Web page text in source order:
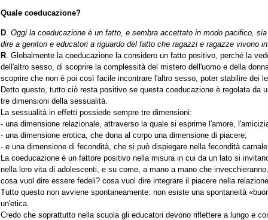
Quale coeducazione?
D. Oggi la coeducazione è un fatto, e sembra accettato in modo pacifico,
dire a genitori e educatori a riguardo del fatto che ragazzi e ragazze vivono
R. Globalmente la coeducazione la considero un fatto positivo, perché la
dell'altro sesso, di scoprire la complessità del mistero dell'uomo e della
scoprire che non è poi così facile incontrare l'altro sesso, poter stabilire dei
Detto questo, tutto ciò resta positivo se questa coeducazione è regolata
tre dimensioni della sessualità.
La sessualità in effetti possiede sempre tre dimensioni:
- una dimensione relazionale, attraverso la quale si esprime l'amore,
- una dimensione erotica, che dona al corpo una dimensione di piacere;
- e una dimensione di fecondità, che si può dispiegare nella fecondità
La coeducazione è un fattore positivo nella misura in cui da un lato si
nella loro vita di adolescenti, e su come, a mano a mano che
cosa vuol dire essere fedeli? cosa vuol dire integrare il piacere nella
Tutto questo non avviene spontaneamente: non esiste una spontaneità
un'etica.
Credo che soprattutto nella scuola gli educatori devono riflettere a lungo e